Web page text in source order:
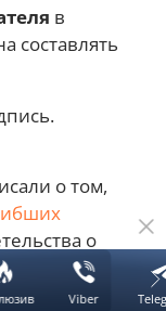
в
составлять
о том,
о
Viber